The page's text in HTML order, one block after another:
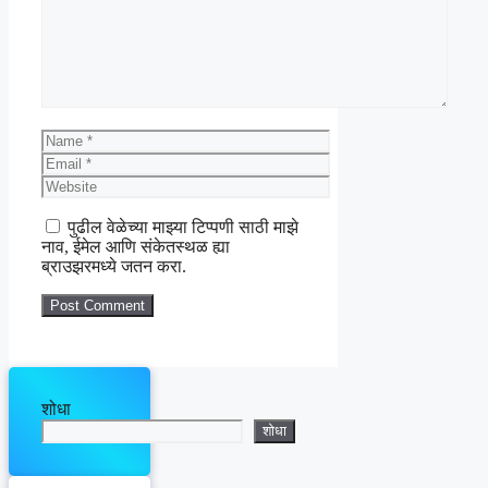
Name
Email
Website
पुढील वेळेच्या माझ्या टिप्पणी साठी माझे
नाव, ईमेल आणि संकेतस्थळ ह्या
ब्राउझरमध्ये जतन करा.
शोधा
शोधा